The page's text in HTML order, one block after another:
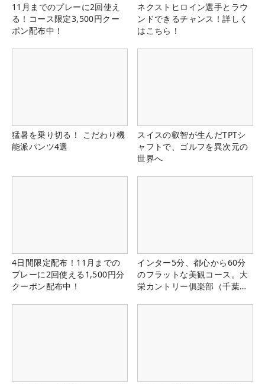
11月までのプレーに2回使え
る！コース限定3,500円クー
ポン配布中！
ネクストヒロイン選手とラウ
ンドできるチャンス！詳しく
はこちら！
猛暑を乗り切る！ こだわり機
能派パンツ4選
スイスの叡智が生んだTPTシ
ャフトで、ゴルフを異次元の
世界へ
4日間限定配布！11月までの
プレーに2回使える1,500円分
クーポン配布中！
インター5分、都心から60分
のフラットな美観コース。大
栄カントリー俱楽部（千葉